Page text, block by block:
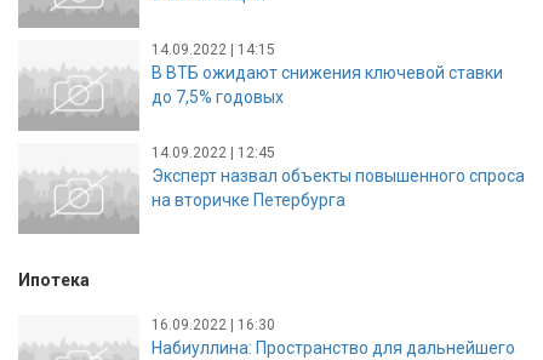
14.09.2022 | 14:15
В ВТБ ожидают снижения ключевой ставки
до 7,5% годовых
14.09.2022 | 12:45
Эксперт назвал объекты повышенного спроса
на вторичке Петербурга
Ипотека
16.09.2022 | 16:30
Набиуллина: Пространство для дальнейшего